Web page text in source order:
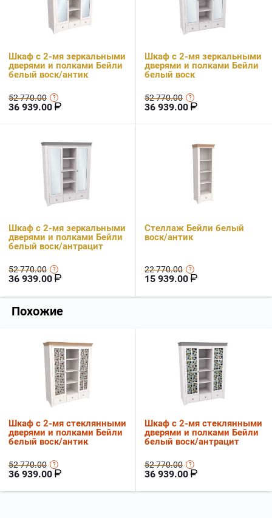
Шкаф с 2-мя зеркальными
дверями и полками Бейли
белый воск/антик
52 770.00
36 939.00
Шкаф с 2-мя зеркальными
дверями и полками Бейли
белый воск
52 770.00
36 939.00
Шкаф с 2-мя зеркальными
дверями и полками Бейли
белый воск/антрацит
52 770.00
36 939.00
Стеллаж Бейли белый
воск/антик
22 770.00
15 939.00
Похожие
Шкаф с 2-мя стеклянными
дверями и полками Бейли
белый воск/антик
52 770.00
36 939.00
Шкаф с 2-мя стеклянными
дверями и полками Бейли
белый воск/антрацит
52 770.00
36 939.00